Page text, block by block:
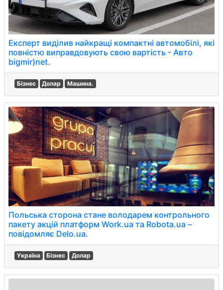
Експерт виділив найкращі компактні автомобілі, які
повністю виправдовують свою вартість - Авто
bigmir)net.
Бізнес Долар Машина.
Польська сторона стане володарем контрольного
пакету акцій платформ Work.ua та Robota.ua –
повідомляє Delo.ua.
Україна Бізнес Долар